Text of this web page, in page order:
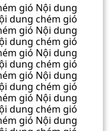
gió Nội dung
dung chém gió
gió Nội dung
dung chém gió
gió Nội dung
dung chém gió
gió Nội dung
dung chém gió
gió Nội dung
dung chém gió
gió Nội dung